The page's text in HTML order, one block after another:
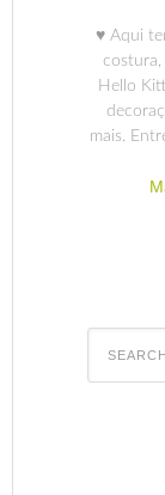
♥ Aqui
costura,
Hello
mais.